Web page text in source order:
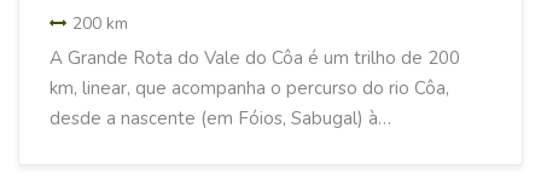
200 km
A Grande Rota do Vale do Côa é um trilho de 200
km, linear, que acompanha o percurso do rio Côa,
desde a nascente (em Fóios, Sabugal) à…